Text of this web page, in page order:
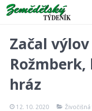
Akce
Začal
hráz
12. 10. 2020